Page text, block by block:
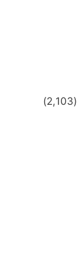
(2,103)